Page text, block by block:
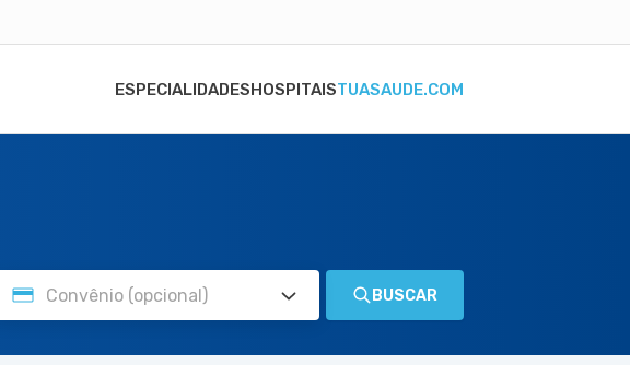
ESPECIALIDADESHOSPITAISTUASAUDE.COM
BUSCAR